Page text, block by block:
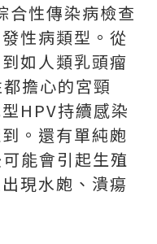
合性傳染病檢查
性病類型。從
如人類乳頭瘤
擔心的宮頸
HPV持續感染
。還有單純皰
能會引起生殖
現水皰、潰瘍